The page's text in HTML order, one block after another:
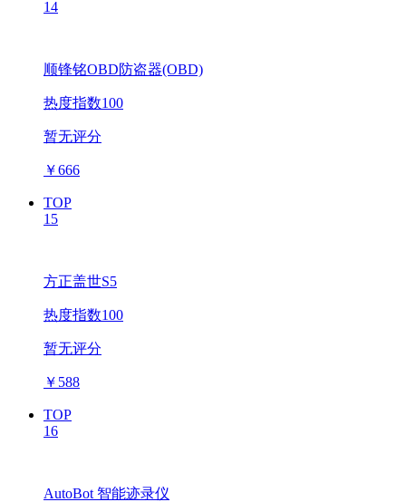
14
顺锋铭OBD防盗器(OBD)
热度指数100
暂无评分
￥666
TOP
15
方正盖世S5
热度指数100
暂无评分
￥ 588
TOP
16
AutoBot 智能迹录仪